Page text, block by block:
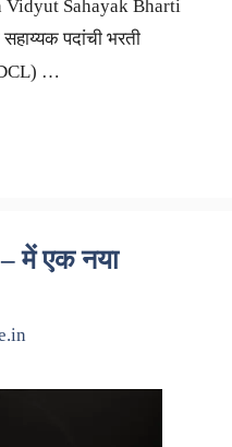
Sahayak Bharti
पदांची भरती
…
में एक नया